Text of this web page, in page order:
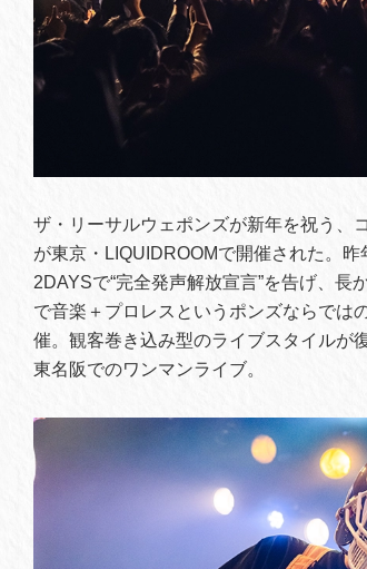
ザ・リーサルウェポンズが新年を祝う、
が東京・LIQUIDROOMで開催された。
2DAYSで“完全発声解放宣言”を告げ、
で音楽＋プロレスというポンズならでは
催。観客巻き込み型のライブスタイルが
東名阪でのワンマンライブ。